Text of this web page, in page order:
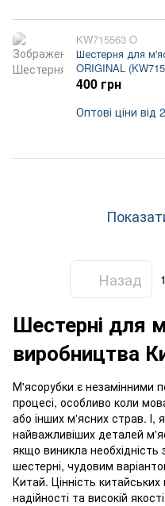
KW715563 O
Шестерня для
ORIGINAL
400 грн
Оптові ціни від
Назад 1
Шестерні для
виробництва
М'ясорубки є незамінними
процесі, особливо коли
або інших м'ясних страв. І,
найважливіших деталей
якщо виникла необхідність
шестерні, чудовим
Китай. Цінність
надійності та високій